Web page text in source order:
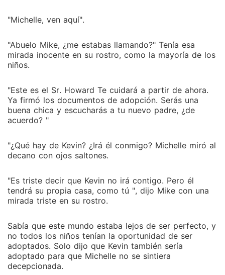
"Michelle, ven aquí".
"Abuelo Mike, ¿me estabas llamando?" Tenía esa
mirada inocente en su rostro, como la mayoría de los
niños.
"Este es el Sr. Howard Te cuidará a partir de ahora.
Ya firmó los documentos de adopción. Serás una
buena chica y escucharás a tu nuevo padre, ¿de
acuerdo? "
"¿Qué hay de Kevin? ¿Irá él conmigo? Michelle miró al
decano con ojos saltones.
"Es triste decir que Kevin no irá contigo. Pero él
tendrá su propia casa, como tú ", dijo Mike con una
mirada triste en su rostro.
Sabía que este mundo estaba lejos de ser perfecto, y
no todos los niños tenían la oportunidad de ser
adoptados. Solo dijo que Kevin también sería
adoptado para que Michelle no se sintiera
decepcionada.